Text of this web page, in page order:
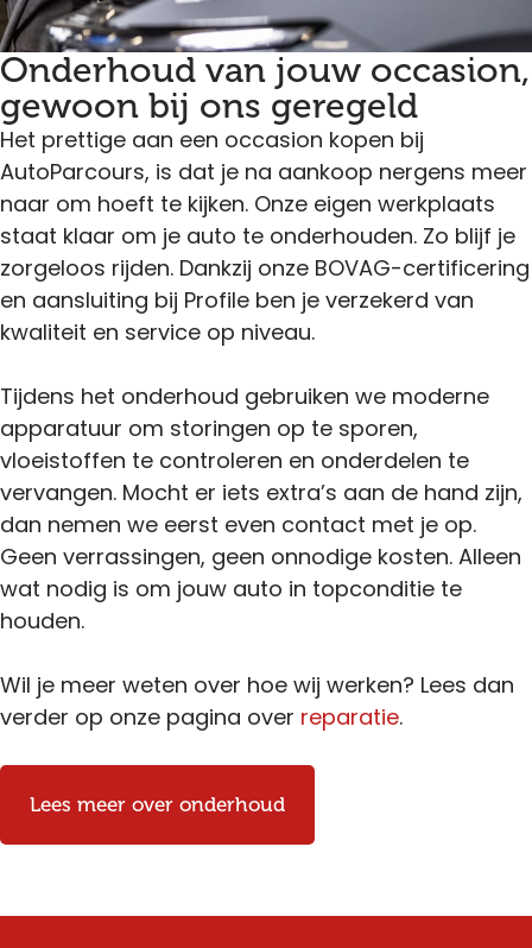
Onderhoud van jouw occasion,
gewoon bij ons geregeld
Het prettige aan een occasion kopen bij
AutoParcours, is dat je na aankoop nergens meer
naar om hoeft te kijken. Onze eigen werkplaats
staat klaar om je auto te onderhouden. Zo blijf je
zorgeloos rijden. Dankzij onze BOVAG-certificering
en aansluiting bij Profile ben je verzekerd van
kwaliteit en service op niveau.
Tijdens het onderhoud gebruiken we moderne
apparatuur om storingen op te sporen,
vloeistoffen te controleren en onderdelen te
vervangen. Mocht er iets extra’s aan de hand zijn,
dan nemen we eerst even contact met je op.
Geen verrassingen, geen onnodige kosten. Alleen
wat nodig is om jouw auto in topconditie te
houden.
Wil je meer weten over hoe wij werken? Lees dan
verder op onze pagina over reparatie.
Lees meer over onderhoud